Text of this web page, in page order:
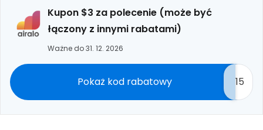
Kupon $3 za polecenie (może być
łączony z innymi rabatami)
Ważne do 31. 12. 2026
Pokaż kod rabatowy 15